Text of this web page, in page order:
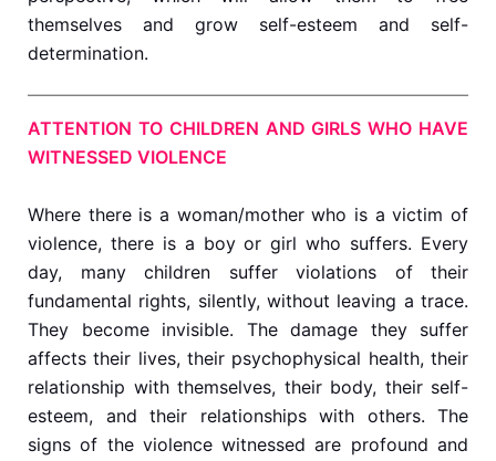
themselves and grow self-esteem and self-
determination.
ATTENTION TO CHILDREN AND GIRLS WHO HAVE
WITNESSED VIOLENCE
Where there is a woman/mother who is a victim of
violence, there is a boy or girl who suffers. Every
day, many children suffer violations of their
fundamental rights, silently, without leaving a trace.
They become invisible. The damage they suffer
affects their lives, their psychophysical health, their
relationship with themselves, their body, their self-
esteem, and their relationships with others. The
signs of the violence witnessed are profound and